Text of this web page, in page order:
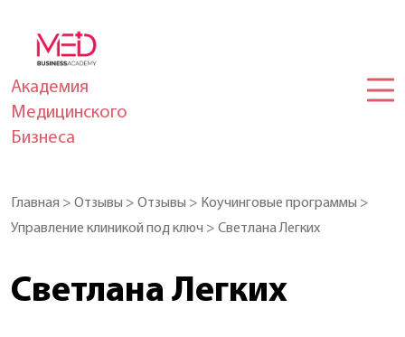
Академия
Медицинского
Бизнеса
Главная > Отзывы > Отзывы > Коучинговые программы >
Управление клиникой под ключ > Светлана Легких
Светлана Легких